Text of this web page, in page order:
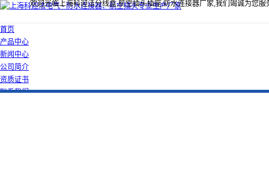
欢迎光临上海科迎法分线盒,航空插头插座,防水连接器厂家,我们竭诚为您服
首页
产品中心
新闻中心
公司简介
资质证书
联系我们